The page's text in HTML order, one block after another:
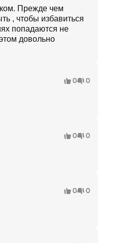
Прежде чем
, чтобы избавиться
попадаются не
довольно
0 0
0 0
0 0